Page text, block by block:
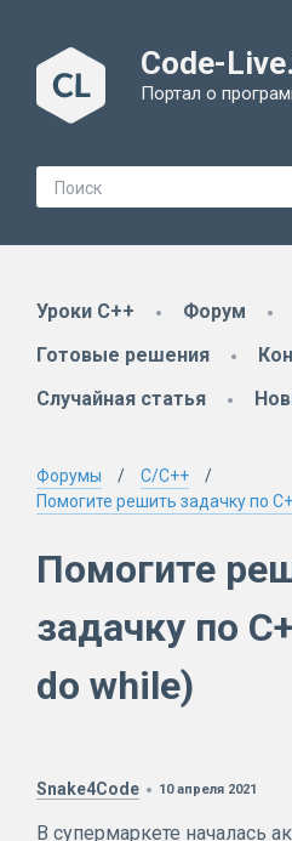
Code-
Портал о
Уроки C++
Форум
Готовые решения
Случайная статья
Форумы
C/C++
Помогите решить задачку по
Помогите
задачку по
do while)
Snake4Code 10 апреля 2021
В супермаркете началась